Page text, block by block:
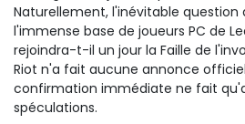
Naturellement, l'inévitable question
l'immense base de joueurs PC de
rejoindra-t-il un jour la Faille de
Riot n'a fait aucune annonce
confirmation immédiate ne fait
spéculations.